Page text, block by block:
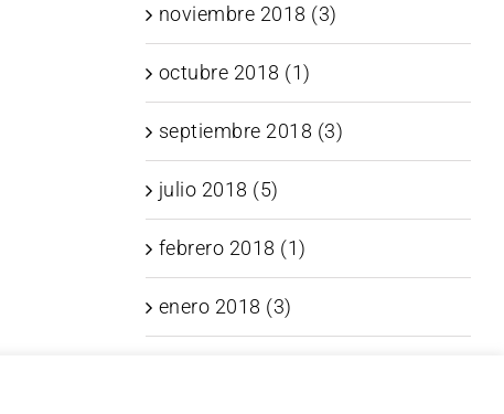
noviembre 2018 (3)
octubre 2018 (1)
septiembre 2018 (3)
julio 2018 (5)
febrero 2018 (1)
enero 2018 (3)